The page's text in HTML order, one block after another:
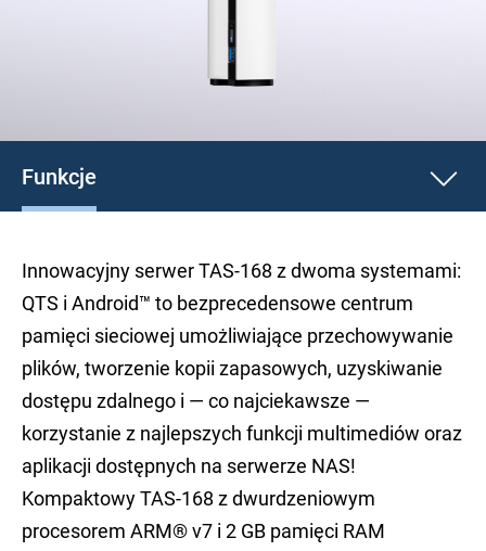
Funkcje
Innowacyjny serwer TAS-168 z dwoma systemami:
QTS i Android™ to bezprecedensowe centrum
pamięci sieciowej umożliwiające przechowywanie
plików, tworzenie kopii zapasowych, uzyskiwanie
dostępu zdalnego i — co najciekawsze —
korzystanie z najlepszych funkcji multimediów oraz
aplikacji dostępnych na serwerze NAS!
Kompaktowy TAS-168 z dwurdzeniowym
procesorem ARM® v7 i 2 GB pamięci RAM